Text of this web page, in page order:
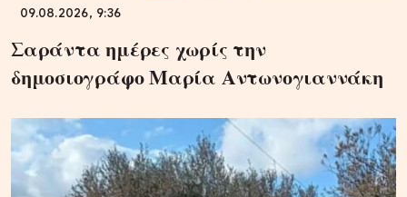
09.08.2026, 9:36
Σαράντα ημέρες χωρίς την
δημοσιογράφο Μαρία Αντωνογιαννάκη